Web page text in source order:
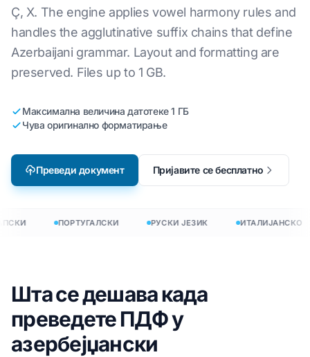
Ç, X. The engine applies vowel harmony rules and
handles the agglutinative suffix chains that define
Azerbaijani grammar. Layout and formatting are
preserved. Files up to 1 GB.
Максимална величина датотеке 1 ГБ
Чува оригинално форматирање
Преведи документ Пријавите се бесплатно
ПОРТУГАЛСКИ РУСКИ ЈЕЗИК ИТАЛИЈАНСКО
Шта се дешава када
преведете ПДФ у
азербејџански